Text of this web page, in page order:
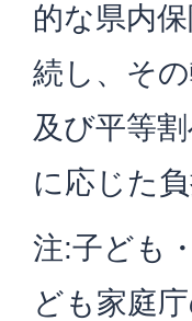
的な県内
続し、そ
及び平等
に応じた
注:子ども
ども家庭